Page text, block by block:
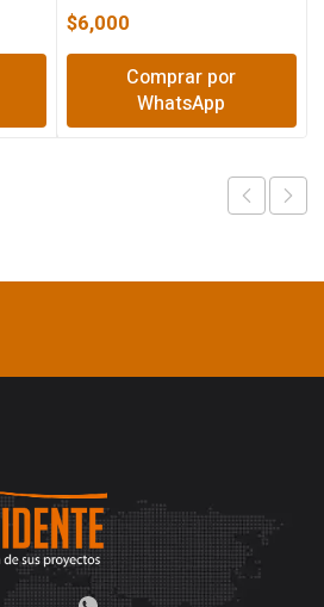
$6,000
Comprar por
WhatsApp